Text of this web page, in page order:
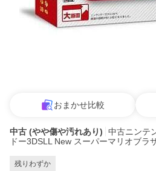
おまかせ比較
中古 (やや傷や汚れあり)
中古ニンテ
ドー3DSLL New スーパーマリオブラ
残りわずか